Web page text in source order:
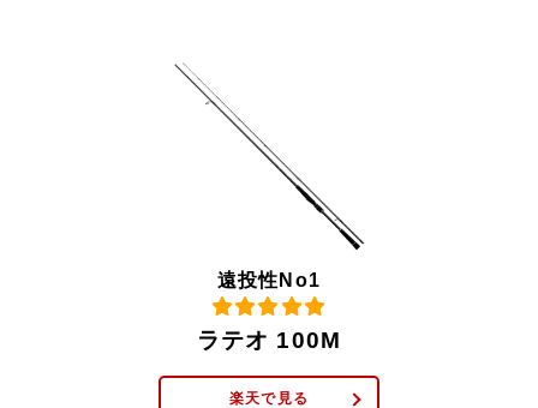
遠投性No1
ラテオ 100M
楽天で見る